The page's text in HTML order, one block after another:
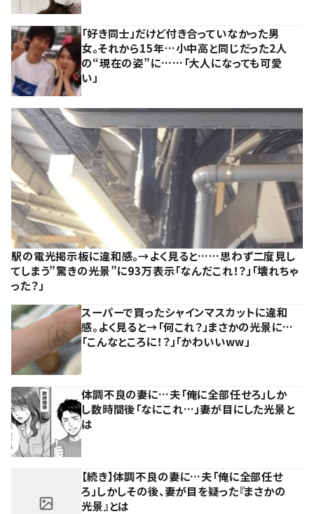
「好き同士」だけど付き合っていなかった男
女。それから15年…小中高と同じだった2人
の“現在の姿”に……「大人になっても可愛
い」
駅の電光掲示板に違和感。→よく見ると……思わず二度見し
てしまう”驚きの光景”に93万表示「なんだこれ！？」「壊れちゃ
った？」
スーパーで買ったシャインマスカットに違和
感。よく見ると→「何これ？」まさかの光景に…
「こんなところに！？」「かわいいww」
体調不良の妻に…夫「俺に全部任せろ」しか
し数時間後「なにこれ…」妻が目にした光景と
は
【続き】体調不良の妻に…夫「俺に全部任せ
ろ」しかしその後、妻が目を疑った『まさかの
光景』とは